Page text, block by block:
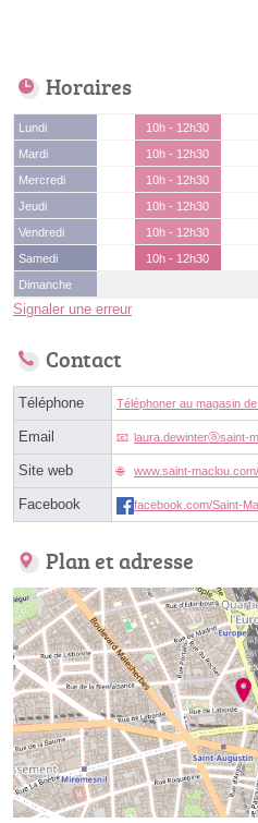
Horaires
Lundi 10h - 12h30
Mardi
10h - 12h30
Mercredi
10h - 12h30
Jeudi
10h - 12h30
Vendredi
10h - 12h30
Samedi
10h - 12h30
Dimanche
Signaler une erreur
Contact
Téléphone Téléphoner au magasin
Email laura.dewinterⓐsaint-
Site web www.saint-
Facebook facebook.com/Saint-
Plan et adresse